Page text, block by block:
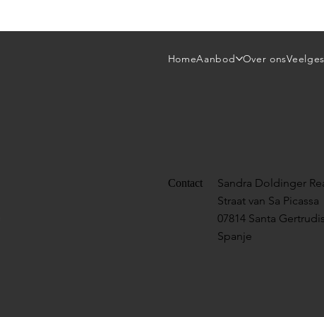
HomeAanbod Over ons
Contact
Sandra Doldinger
Straat van Sa Picassa
07814 Santa
Spanje